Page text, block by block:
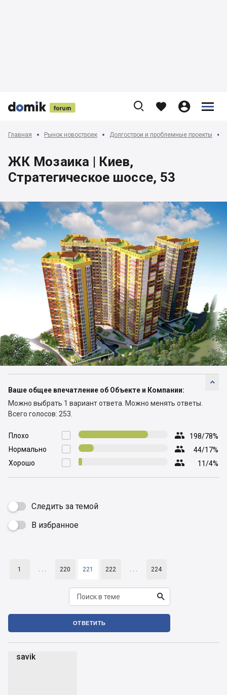


 
    


Главная Рынок новостроек Долгострои и проблемные проекты
ЖК Мозаика | Киев,
Стратегическое шоссе, 53

Ваше общее впечатление об Объекте и Компании:
Можно выбрать 1 вариант ответа. Можно менять ответы.
Всего голосов: 253.

Плохо  198/78%

Нормально  44/17%

Хорошо  11/4%
Следить за темой
 В избранное
1 . . . 220 221 222 . . . 224

ОТВЕТИТЬ
savik